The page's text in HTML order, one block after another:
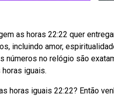
as horas 22:22 quer
incluindo amor,
números no relógio são
iguais.
horas iguais 22:22? Então